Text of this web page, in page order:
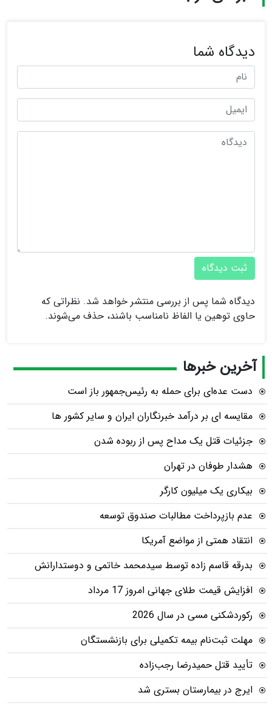
دیدگاه شما
ثبت دیدگاه
دیدگاه شما پس از بررسی منتشر خواهد شد. نظراتی که
حاوی توهین یا الفاظ نامناسب باشند، حذف می‌شوند.
آخرین خبرها
دست عده‌ای برای حمله به رئیس‌جمهور باز است
مقایسه ای بر درآمد خبرنگاران ایران و سایر کشور ها
جزئیات قتل یک مداح پس از ربوده شدن
هشدار طوفان در تهران
بیکاری یک میلیون کارگر
عدم بازپرداخت مطالبات صندوق توسعه
انتقاد همتی از مواضع آمریکا
بدرقه قاسم زاده توسط سیدمحمد خاتمی و دوستدارانش
افزایش قیمت طلای جهانی امروز 17 مرداد
رکوردشکنی مسی در سال 2026
مهلت ثبت‌نام بیمه تکمیلی برای بازنشستگان
تأیید قتل حمیدرضا رجب‌زاده
ایرج در بیمارستان بستری شد